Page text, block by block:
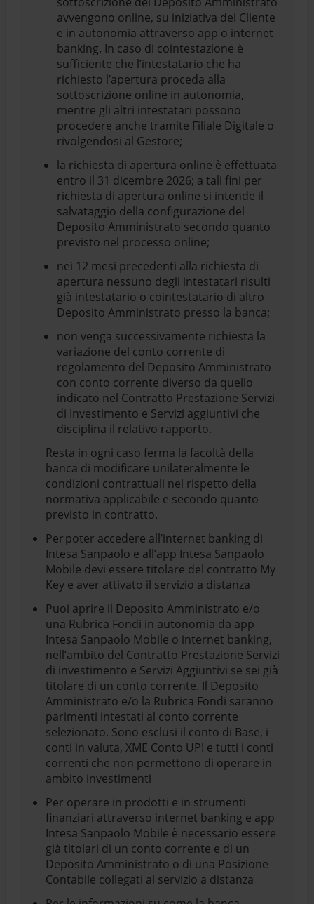
avvengono online, su iniziativa del Cliente
e in autonomia attraverso app o internet
banking. In caso di cointestazione è
sufficiente che l’intestatario che ha
richiesto l’apertura proceda alla
sottoscrizione online in autonomia,
mentre gli altri intestatari possono
procedere anche tramite Filiale Digitale o
rivolgendosi al Gestore;
la richiesta di apertura online è effettuata
entro il 31 dicembre 2026; a tali fini per
richiesta di apertura online si intende il
salvataggio della configurazione del
Deposito Amministrato secondo quanto
previsto nel processo online;
nei 12 mesi precedenti alla richiesta di
apertura nessuno degli intestatari risulti
già intestatario o cointestatario di altro
Deposito Amministrato presso la banca;
non venga successivamente richiesta la
variazione del conto corrente di
regolamento del Deposito Amministrato
con conto corrente diverso da quello
indicato nel Contratto Prestazione Servizi
di Investimento e Servizi aggiuntivi che
disciplina il relativo rapporto.
Resta in ogni caso ferma la facoltà della
banca di modificare unilateralmente le
condizioni contrattuali nel rispetto della
normativa applicabile e secondo quanto
previsto in contratto.
Per poter accedere all’internet banking di
Intesa Sanpaolo e all’app Intesa Sanpaolo
Mobile devi essere titolare del contratto My
Key e aver attivato il servizio a distanza
Puoi aprire il Deposito Amministrato e/o
una Rubrica Fondi in autonomia da app
Intesa Sanpaolo Mobile o internet banking,
nell’ambito del Contratto Prestazione Servizi
di investimento e Servizi Aggiuntivi se sei già
titolare di un conto corrente. Il Deposito
Amministrato e/o la Rubrica Fondi saranno
parimenti intestati al conto corrente
selezionato. Sono esclusi il conto di Base, i
conti in valuta, XME Conto UP! e tutti i conti
correnti che non permettono di operare in
ambito investimenti
Per operare in prodotti e in strumenti
finanziari attraverso internet banking e app
Intesa Sanpaolo Mobile è necessario essere
già titolari di un conto corrente e di un
Deposito Amministrato o di una Posizione
Contabile collegati al servizio a distanza